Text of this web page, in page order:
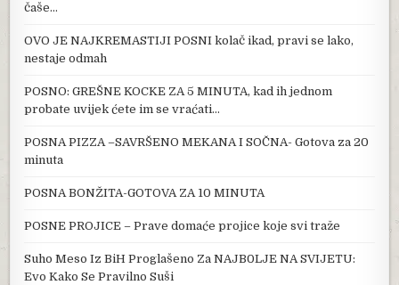
čaše…
OVO JE NAJKREMASTIJI POSNI kolač ikad, pravi se lako,
nestaje odmah
POSNO: GREŠNE KOCKE ZA 5 MINUTA, kad ih jednom
probate uvijek ćete im se vraćati…
POSNA PIZZA –SAVRŠENO MEKANA I SOČNA- Gotova za 20
minuta
POSNA BONŽITA-GOTOVA ZA 10 MINUTA
POSNE PROJICE – Prave domaće projice koje svi traže
Suho Meso Iz BiH Proglašeno Za NAJB0LJE NA SVIJETU:
Evo Kako Se Pravilno Suši